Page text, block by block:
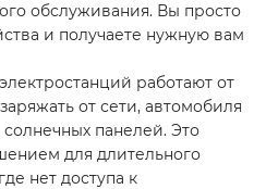
обслуживания. Вы просто
и получаете нужную вам
работают от
от сети, автомобиля
панелей. Это
для длительного
нет доступа к